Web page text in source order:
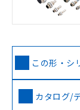
この形・シ
カタログ/